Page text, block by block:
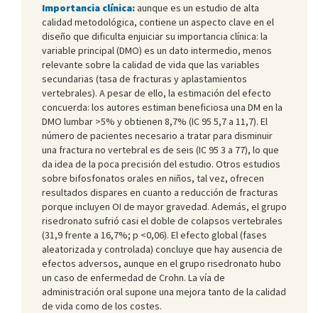
Importancia clínica:aunque es un estudio de alta
calidad metodológica, contiene un aspecto clave en el
diseño que dificulta enjuiciar su importancia clínica: la
variable principal (DMO) es un dato intermedio, menos
relevante sobre la calidad de vida que las variables
secundarias (tasa de fracturas y aplastamientos
vertebrales). A pesar de ello, la estimación del efecto
concuerda: los autores estiman beneficiosa una DM en la
DMO lumbar >5% y obtienen 8,7% (IC 95 5,7 a 11,7). El
número de pacientes necesario a tratar para disminuir
una fractura no vertebral es de seis (IC 95 3 a 77), lo que
da idea de la poca precisión del estudio. Otros estudios
sobre bifosfonatos orales en niños, tal vez, ofrecen
resultados dispares en cuanto a reducción de fracturas
porque incluyen OI de mayor gravedad. Además, el grupo
risedronato sufrió casi el doble de colapsos vertebrales
(31,9 frente a 16,7%; p <0,06). El efecto global (fases
aleatorizada y controlada) concluye que hay ausencia de
efectos adversos, aunque en el grupo risedronato hubo
un caso de enfermedad de Crohn. La vía de
administración oral supone una mejora tanto de la calidad
de vida como de los costes.